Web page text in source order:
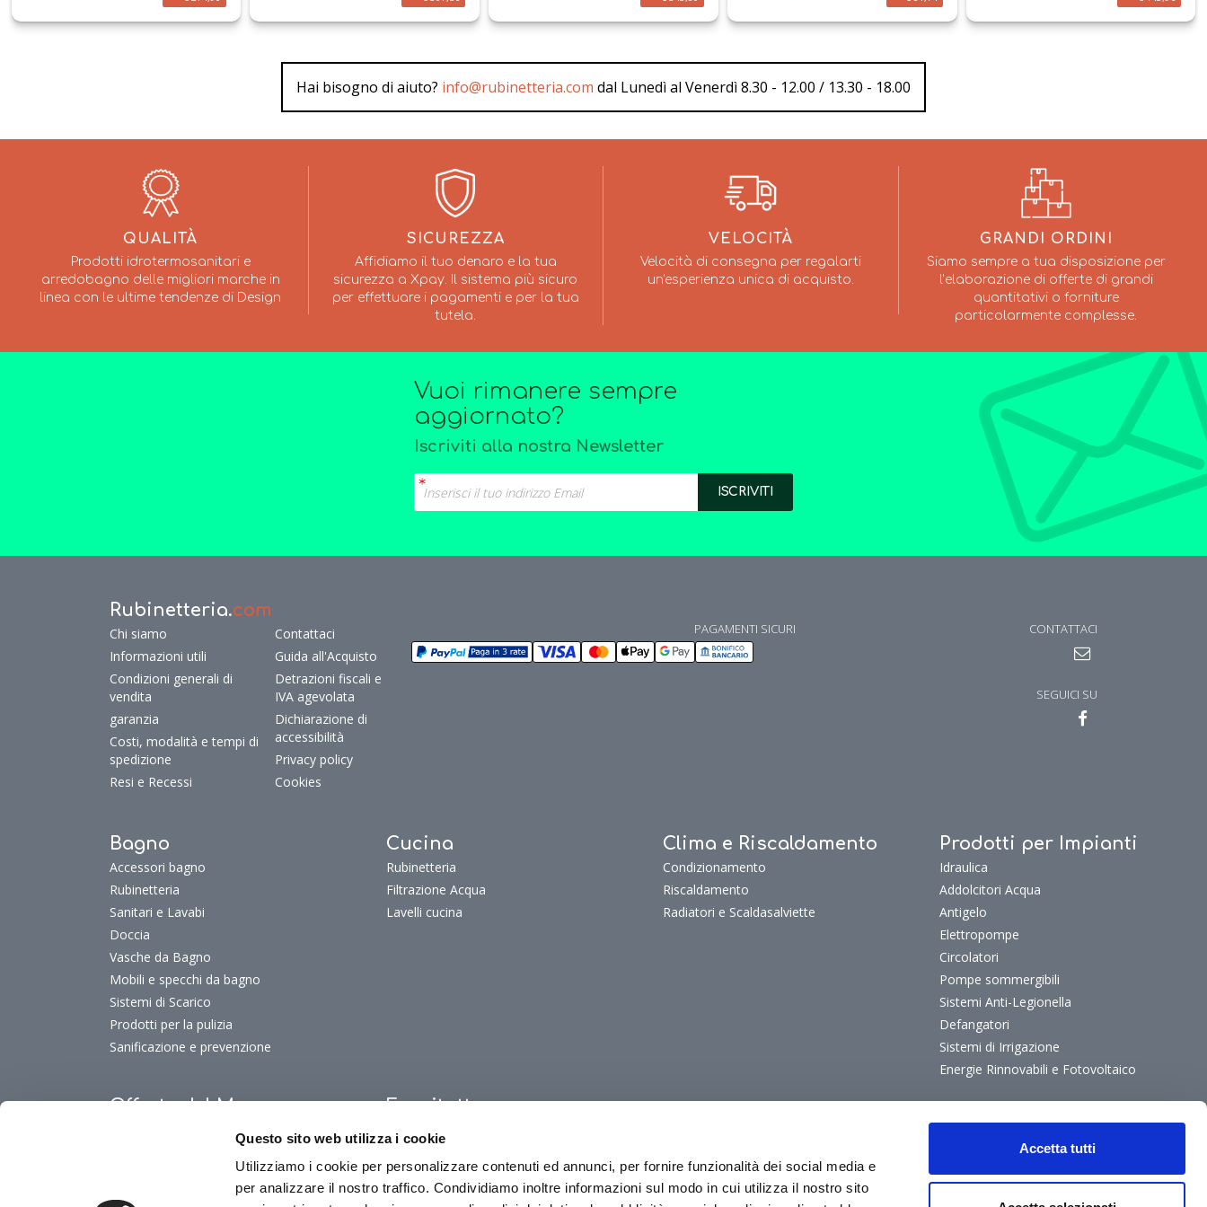
Questo sito web utilizza i cookie
Utilizziamo i cookie per personalizzare contenuti ed annunci, per fornire funzionalità dei social media e
per analizzare il nostro traffico. Condividiamo inoltre informazioni sul modo in cui utilizza il nostro sito
Accetta tutti
Hai bisogno di aiuto? info@rubinetteria.com dal Lunedì al Venerdì 8.30 - 12.00 / 13.30 - 18.00
QUALITÀ
Prodotti idrotermosanitari e
arredobagno delle migliori marche in
linea con le ultime tendenze di Design
SICUREZZA
Affidiamo il tuo denaro e la tua
sicurezza a Xpay. Il sistema più sicuro
per effettuare i pagamenti e per la tua
tutela.
VELOCITÀ
Velocità di consegna per regalarti
un'esperienza unica di acquisto.
GRANDI ORDINI
Siamo sempre a tua disposizione per
l’elaborazione di offerte di grandi
quantitativi o forniture
particolarmente complesse.
Vuoi rimanere sempre
aggiornato?
Iscriviti alla nostra Newsletter
Rubinetteria.com
Chi siamo
Informazioni utili
Condizioni generali di
vendita
garanzia
Costi, modalità e tempi di
spedizione
Resi e Recessi
Contattaci
Guida all'Acquisto
Detrazioni fiscali e
IVA agevolata
Dichiarazione di
accessibilità
Privacy policy
Cookies
PAGAMENTI SICURI CONTATTACI
SEGUICI SU
Bagno
Accessori bagno
Rubinetteria
Sanitari e Lavabi
Doccia
Vasche da Bagno
Mobili e specchi da bagno
Sistemi di Scarico
Prodotti per la pulizia
Sanificazione e prevenzione
Cucina
Rubinetteria
Filtrazione Acqua
Lavelli cucina
Clima e Riscaldamento
Condizionamento
Riscaldamento
Radiatori e Scaldasalviette
Prodotti per Impianti
Idraulica
Addolcitori Acqua
Antigelo
Elettropompe
Circolatori
Pompe sommergibili
Sistemi Anti-Legionella
Defangatori
Sistemi di Irrigazione
Energie Rinnovabili e Fotovoltaico
Offerte del Mese Fuoritutto
Fuoritutto
FuoriTutto Cucina
FuoriTutto Clima e riscaldamento